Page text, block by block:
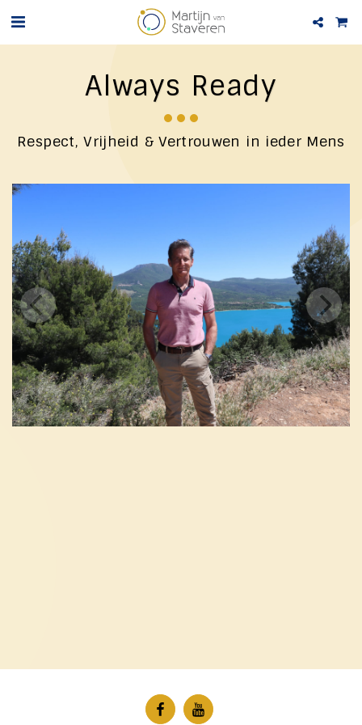
Always Ready
Respect, Vrijheid & Vertrouwen in ieder Mens